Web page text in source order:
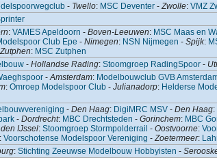
- Twello: MSC Deventer -Zwolle:VMZ
:VAMES Apeldoorn -Boven-Leeuwen: MSC Maas en
Club Epe -Nimegen: NSN Nijmegen -Spijk:
Zutphen: MSC Zutphen
-Hollandse Rading:Stoomgroep RadingSpoor -
-Amsterdam: Modelbouwclub GVB
:Omroep Modelspoor Club -Julianadorp: Helderse
-Den Haag: DigiMRC MSV -Den Haag:
-Dordrecht: MBC Drechtsteden -Gorinchem: MBC
IJssel:Stoomgroep Stormpolderrail -Oostvoorne:
:Voorschotense Modelspoor Vereniging -Zoetermeer:
:Stichting Zeeuwse Modelbouw Hobbyisten -